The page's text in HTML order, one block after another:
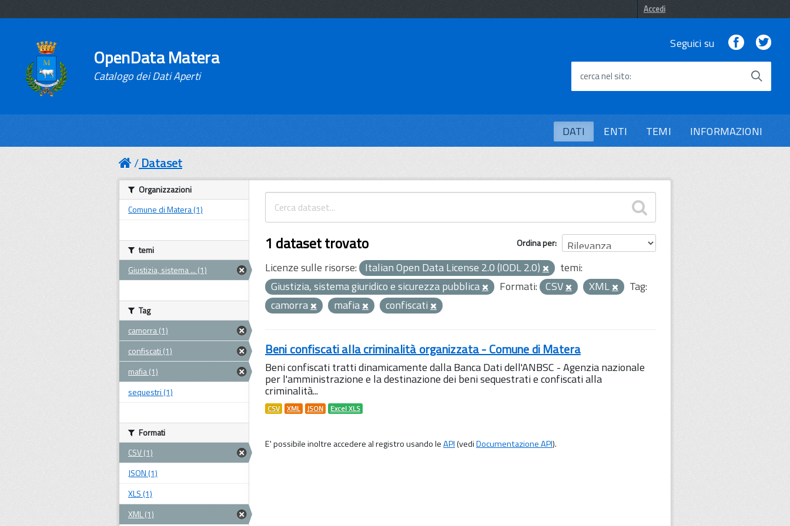
Accedi
OpenData Matera
Catalogo dei Dati Aperti
Seguici su Facebook
cerca nel sito
DATI ENTI TEMI INFORMAZIONI
Dataset
Ordina per
1 dataset trovato
Licenze sulle risorse: Italian Open Data License 2.0 (IODL 2.0)
temi:
Giustizia, sistema giuridico e sicurezza pubblica
Formati: CSV XML
Tag:
camorra
mafia confiscati
Beni confiscati alla criminalità organizzata - Comune di Matera
Beni confiscati tratti dinamicamente dalla Banca Dati dell'ANBSC - Agenzia nazionale
per l'amministrazione e la destinazione dei beni sequestrati e confiscati alla
criminalità...
CSV XML JSON Excel XLS
E' possibile inoltre accedere al registro usando leAPI(vediDocumentazione API).
Organizzazioni
Comune di Matera (1)
temi
Giustizia, sistema ... (1)
Tag
camorra (1)
confiscati (1)
mafia (1)
sequestri (1)
Formati
CSV (1)
JSON (1)
XLS (1)
XML (1)